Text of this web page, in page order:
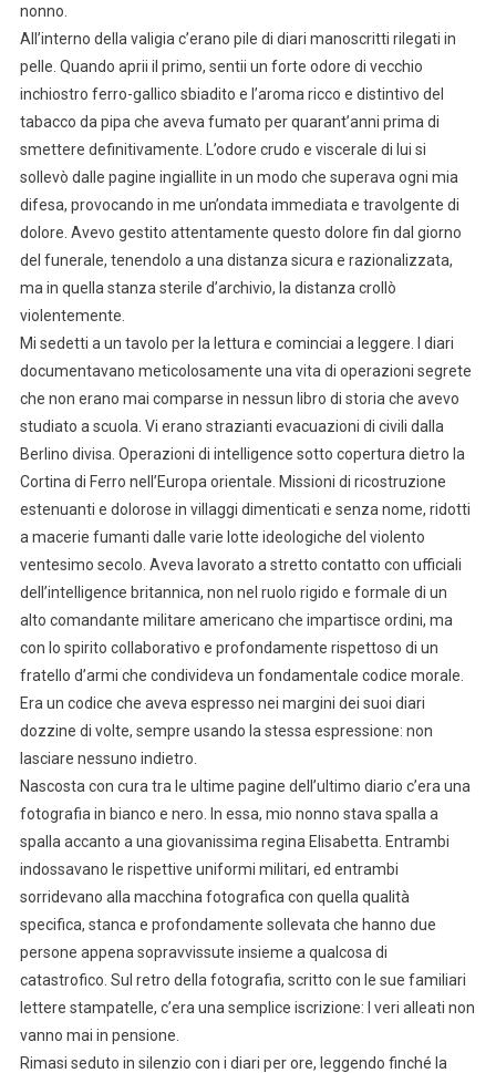
nonno.
All’interno della valigia c’erano pile di diari manoscritti rilegati in
pelle. Quando aprii il primo, sentii un forte odore di vecchio
inchiostro ferro-gallico sbiadito e l’aroma ricco e distintivo del
tabacco da pipa che aveva fumato per quarant’anni prima di
smettere definitivamente. L’odore crudo e viscerale di lui si
sollevò dalle pagine ingiallite in un modo che superava ogni mia
difesa, provocando in me un’ondata immediata e travolgente di
dolore. Avevo gestito attentamente questo dolore fin dal giorno
del funerale, tenendolo a una distanza sicura e razionalizzata,
ma in quella stanza sterile d’archivio, la distanza crollò
violentemente.
Mi sedetti a un tavolo per la lettura e cominciai a leggere. I diari
documentavano meticolosamente una vita di operazioni segrete
che non erano mai comparse in nessun libro di storia che avevo
studiato a scuola. Vi erano strazianti evacuazioni di civili dalla
Berlino divisa. Operazioni di intelligence sotto copertura dietro la
Cortina di Ferro nell’Europa orientale. Missioni di ricostruzione
estenuanti e dolorose in villaggi dimenticati e senza nome, ridotti
a macerie fumanti dalle varie lotte ideologiche del violento
ventesimo secolo. Aveva lavorato a stretto contatto con ufficiali
dell’intelligence britannica, non nel ruolo rigido e formale di un
alto comandante militare americano che impartisce ordini, ma
con lo spirito collaborativo e profondamente rispettoso di un
fratello d’armi che condivideva un fondamentale codice morale.
Era un codice che aveva espresso nei margini dei suoi diari
dozzine di volte, sempre usando la stessa espressione: non
lasciare nessuno indietro.
Nascosta con cura tra le ultime pagine dell’ultimo diario c’era una
fotografia in bianco e nero. In essa, mio nonno stava spalla a
spalla accanto a una giovanissima regina Elisabetta. Entrambi
indossavano le rispettive uniformi militari, ed entrambi
sorridevano alla macchina fotografica con quella qualità
specifica, stanca e profondamente sollevata che hanno due
persone appena sopravvissute insieme a qualcosa di
catastrofico. Sul retro della fotografia, scritto con le sue familiari
lettere stampatelle, c’era una semplice iscrizione: I veri alleati non
vanno mai in pensione.
Rimasi seduto in silenzio con i diari per ore, leggendo finché la